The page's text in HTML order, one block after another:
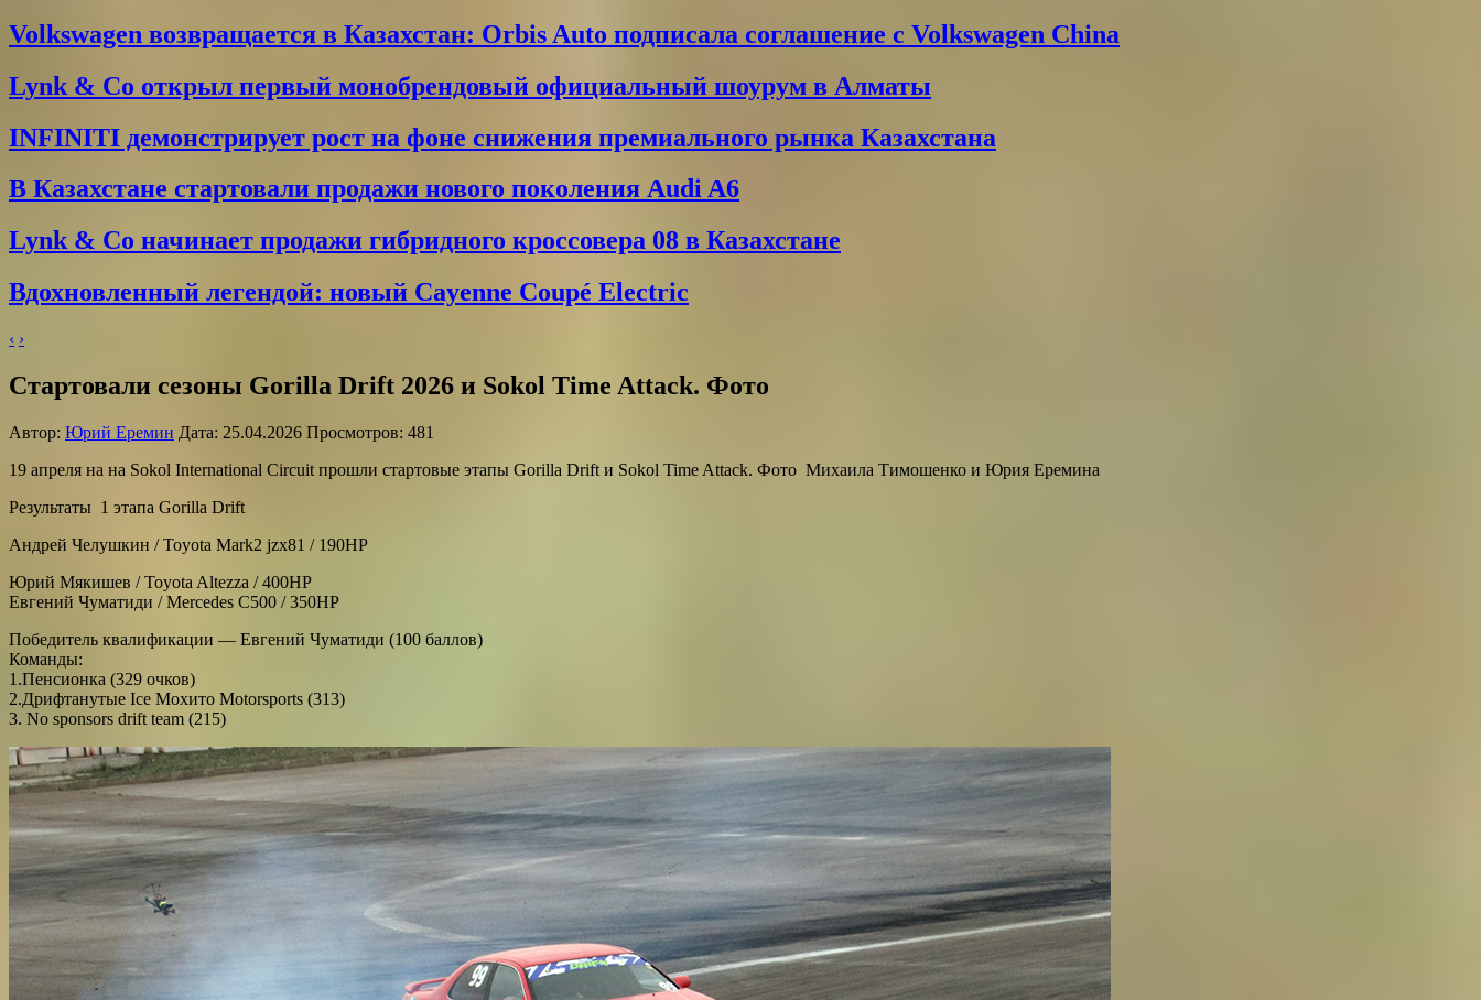
Volkswagen возвращается в Казахстан: Orbis Auto подписала соглашение с Volkswagen China
Lynk & Co открыл первый монобрендовый официальный шоурум в Алматы
INFINITI демонстрирует рост на фоне снижения премиального рынка Казахстана
В Казахстане стартовали продажи нового поколения Audi A6
Lynk & Co начинает продажи гибридного кроссовера 08 в Казахстане
Вдохновленный легендой: новый Cayenne Coupé Electric
‹ ›
Стартовали сезоны Gorilla Drift 2026 и Sokol Time Attack. Фото
Автор: Юрий Еремин Дата: 25.04.2026 Просмотров: 481
19 апреля на на Sokol International Circuit прошли стартовые этапы Gorilla Drift и Sokol Time Attack. Фото Михаила Тимошенко и Юрия Еремина
Результаты 1 этапа Gorilla Drift
Андрей Челушкин / Toyota Mark2 jzx81 / 190HP
Юрий Мякишев / Toyota Altezza / 400HP
Евгений Чуматиди / Mercedes C500 / 350HP
Победитель квалификации — Евгений Чуматиди (100 баллов)
Команды:
1.Пенсионка (329 очков)
2.Дрифтанутые Ice Мохито Motorsports (313)
3. No sponsors drift team (215)